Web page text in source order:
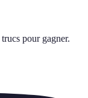
trucs pour gagner.